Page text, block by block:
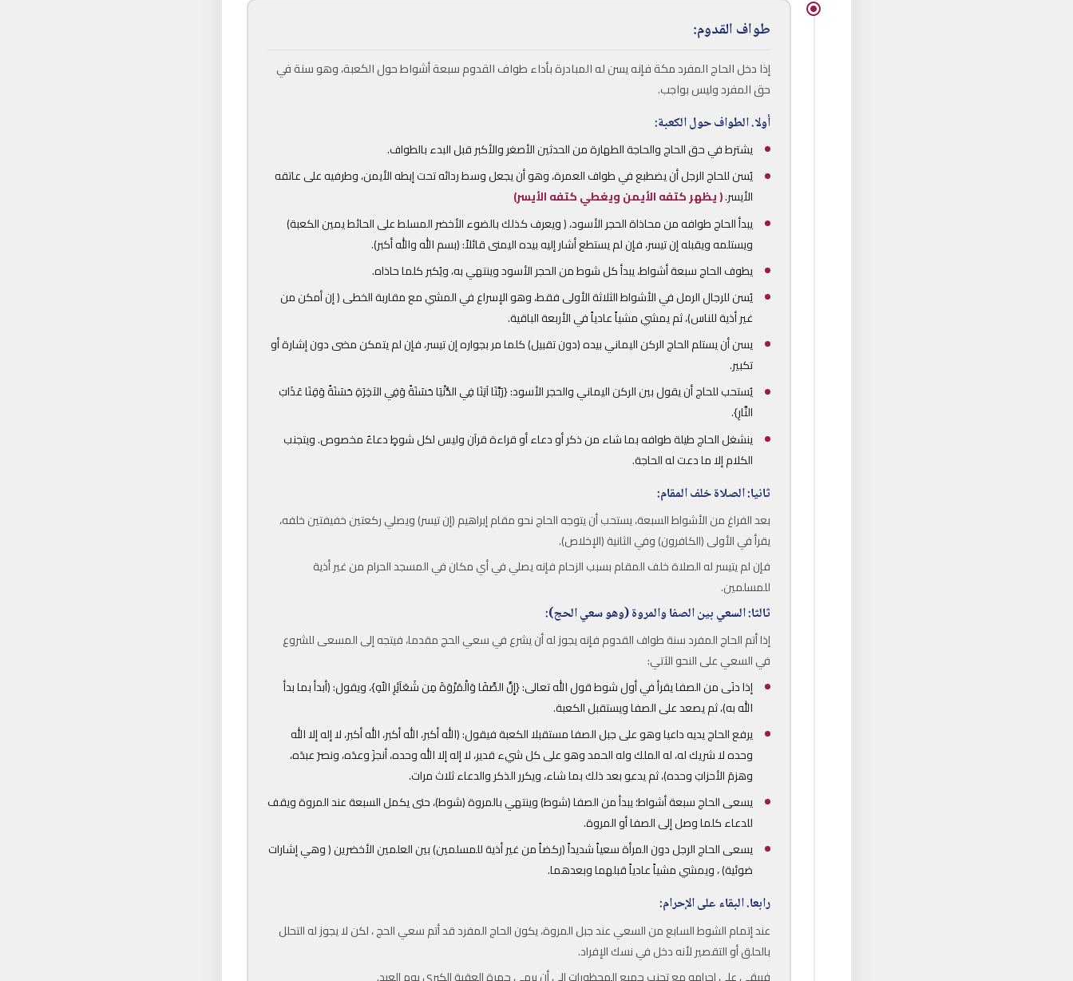
طواف القدوم:
إذا دخل الحاج المفرد مكة فإنه يسن له المبادرة بأداء طواف القدوم سبعة أشواط حول الكعبة، وهو سنة في
حق المفرد وليس بواجب.
أولا.الطواف حول الكعبة:
يشترط في حق الحاج والحاجة الطهارة من الحدثين الأصغر والأكبر قبل البدء بالطواف.
يُسن للحاج الرجل أن يضطبع في طواف العمرة، وهو أن يجعل وسط ردائه تحت إبطه الأيمن، وطرفيه على عاتقه
الأيسر.( يظهر كتفه الأيمن ويغطي كتفه الأيسر)
يبدأ الحاج طوافه من محاذاة الحجر الأسود، ( ويعرف كذلك بالضوء الأخضر المسلط على الحائط يمين الكعبة)
ويستلمه ويقبله إن تيسر، فإن لم يستطع أشار إليه بيده اليمنى قائلاً: (بسم الله والله أكبر).
يطوف الحاج سبعة أشواط، يبدأ كل شوط من الحجر الأسود وينتهي به، ويُكبر كلما حاذاه.
يُسن للرجال الرمل في الأشواط الثلاثة الأولى فقط، وهو الإسراع في المشي مع مقاربة الخطى ( إن أمكن من
غير أذية للناس)، ثم يمشي مشياً عادياً في الأربعة الباقية.
يسن أن يستلم الحاج الركن اليماني بيده (دون تقبيل) كلما مر بجواره إن تيسر، فإن لم يتمكن مضى دون إشارة أو
تكبير.
يُستحب للحاج أن يقول بين الركن اليماني والحجر الأسود: {رَبَّنَا آتِنَا فِي الدُّنْيَا حَسَنَةً وَفِي الآخِرَةِ حَسَنَةً وَقِنَا عَذَابَ
النَّارِ}.
ينشغل الحاج طيلة طوافه بما شاء من ذكر أو دعاء أو قراءة قرآن وليس لكل شوطٍ دعاءٌ مخصوص. ويتجنب
الكلام إلا ما دعت له الحاجة.
ثانيا: الصلاة خلف المقام:
بعد الفراغ من الأشواط السبعة، يستحب أن يتوجه الحاج نحو مقام إبراهيم (إن تيسر) ويصلي ركعتين خفيفتين خلفه،
يقرأ في الأولى (الكافرون) وفي الثانية (الإخلاص).
فإن لم يتيسر له الصلاة خلف المقام بسبب الزحام فإنه يصلي في أي مكان في المسجد الحرام من غير أذية
للمسلمين.
ثالثا: السعي بين الصفا والمروة (وهو سعي الحج):
إذا أتم الحاج المفرد سنة طواف القدوم فإنه يجوز له أن يشرع في سعي الحج مقدما، فيتجه إلى المسعى للشروع
في السعي على النحو الآتي:
إذا دنَى من الصفا يقرأ في أول شوط قول الله تعالى: {إِنَّ الصَّفَا وَالْمَرْوَةَ مِن شَعَآئِرِ اللّهِ}، ويقول: (أبدأ بما بدأ
الله به)، ثم يصعد على الصفا ويستقبل الكعبة.
يرفع الحاج يديه داعيا وهو على جبل الصفا مستقبلا الكعبة فيقول: (الله أكبر، الله أكبر، الله أكبر، لا إله إلا الله
وحده لا شريك له، له الملك وله الحمد وهو على كل شيء قدير، لا إله إلا الله وحده، أنجزَ وعدَه، ونصرَ عبدَه،
وهزمَ الأحزابَ وحده)، ثم يدعو بعد ذلك بما شاء، ويكرر الذكر والدعاء ثلاث مرات.
يسعى الحاج سبعة أشواط؛ يبدأ من الصفا (شوط) وينتهي بالمروة (شوط)، حتى يكمل السبعة عند المروة ويقف
للدعاء كلما وصل إلى الصفا أو المروة.
يسعى الحاج الرجل دون المرأة سعياً شديداً (ركضاً من غير أذية للمسلمين) بين العلمين الأخضرين ( وهي إشارات
ضوئية) ، ويمشي مشياً عادياً قبلهما وبعدهما.
رابعا.البقاء على الإحرام:
عند إتمام الشوط السابع من السعي عند جبل المروة، يكون الحاج المفرد قد أتم سعي الحج ، لكن لا يجوز له التحلل
بالحلق أو التقصير لأنه دخل في نسك الإفراد.